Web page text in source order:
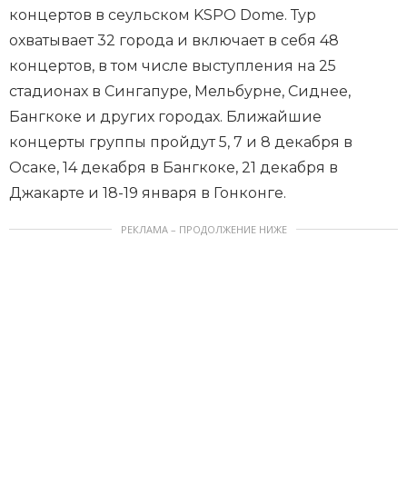
концертов в сеульском KSPO Dome. Тур
охватывает 32 города и включает в себя 48
концертов, в том числе выступления на 25
стадионах в Сингапуре, Мельбурне, Сиднее,
Бангкоке и других городах. Ближайшие
концерты группы пройдут 5, 7 и 8 декабря в
Осаке, 14 декабря в Бангкоке, 21 декабря в
Джакарте и 18-19 января в Гонконге.
РЕКЛАМА – ПРОДОЛЖЕНИЕ НИЖЕ